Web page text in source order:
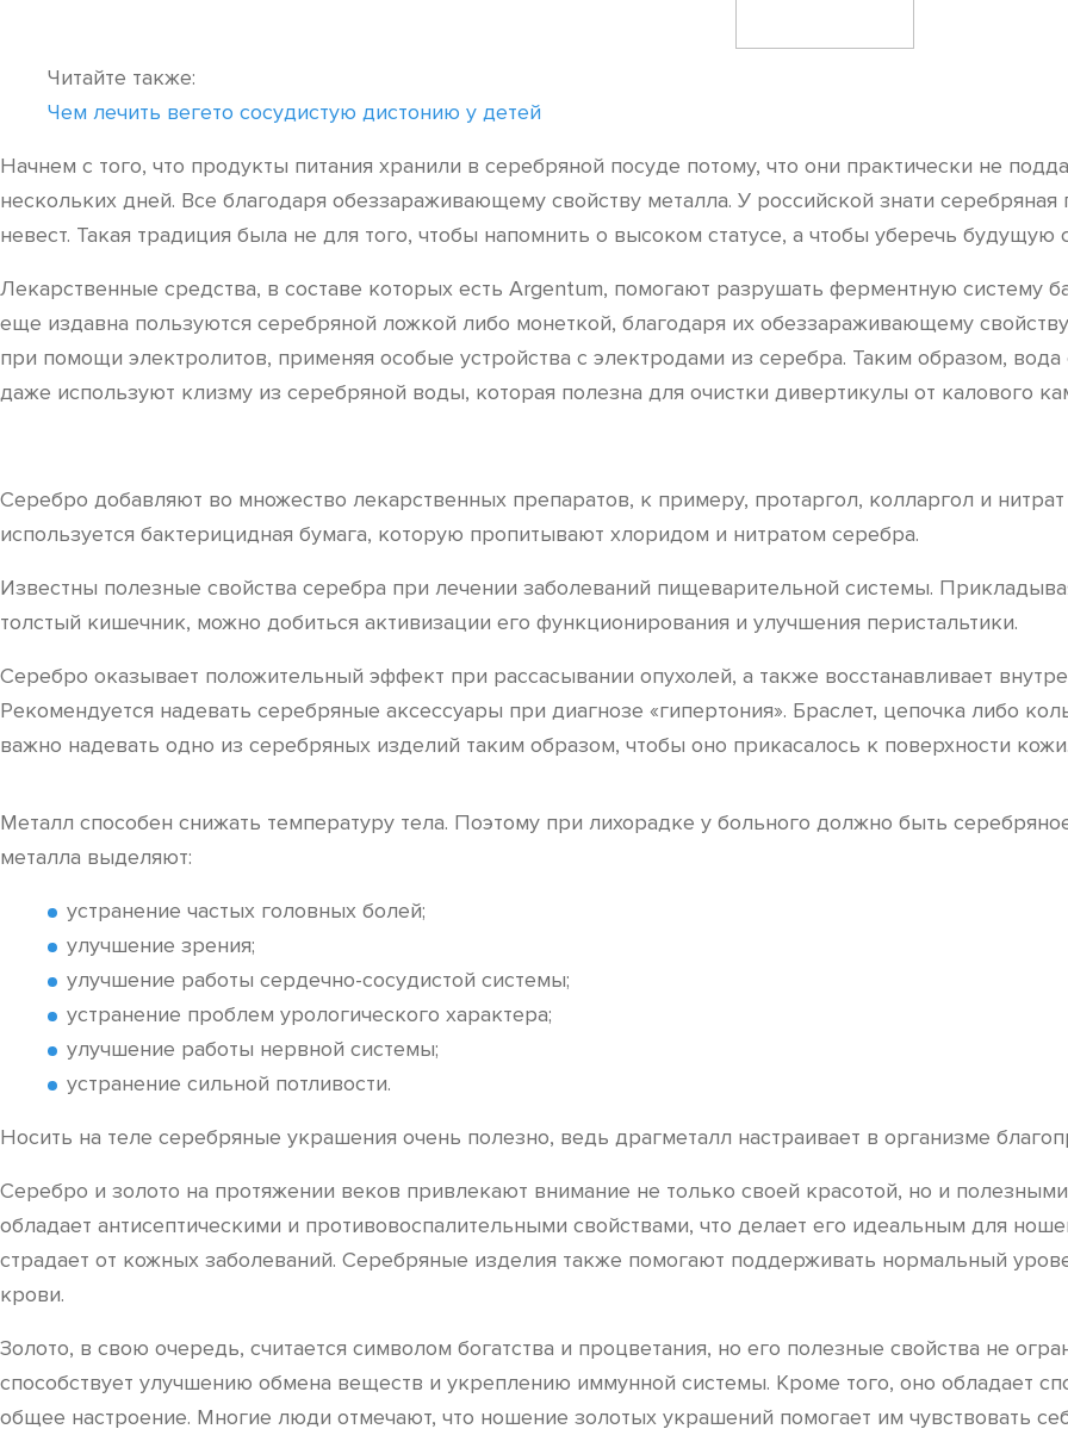
Читайте также:
Чем лечить вегето сосудистую дистонию у детей
Начнем с того, что продукты питания хранили в серебряной посуде потому, что они практически не
нескольких дней. Все благодаря обеззараживающему свойству металла. У российской знати
невест. Такая традиция была не для того, чтобы напомнить о высоком статусе, а чтобы уберечь будущую
Лекарственные средства, в составе которых есть Argentum, помогают разрушать ферментную систему
еще издавна пользуются серебряной ложкой либо монеткой, благодаря их обеззараживающему
при помощи электролитов, применяя особые устройства с электродами из серебра. Таким образом,
даже используют клизму из серебряной воды, которая полезна для очистки дивертикулы от калового
Серебро добавляют во множество лекарственных препаратов, к примеру, протаргол, колларгол и
используется бактерицидная бумага, которую пропитывают хлоридом и нитратом серебра.
Известны полезные свойства серебра при лечении заболеваний пищеварительной системы.
толстый кишечник, можно добиться активизации его функционирования и улучшения перистальтики.
Серебро оказывает положительный эффект при рассасывании опухолей, а также восстанавливает
Рекомендуется надевать серебряные аксессуары при диагнозе «гипертония». Браслет, цепочка либо
важно надевать одно из серебряных изделий таким образом, чтобы оно прикасалось к поверхности
Металл способен снижать температуру тела. Поэтому при лихорадке у больного должно быть
металла выделяют:
устранение частых головных болей;
улучшение зрения;
улучшение работы сердечно-сосудистой системы;
устранение проблем урологического характера;
улучшение работы нервной системы;
устранение сильной потливости.
Носить на теле серебряные украшения очень полезно, ведь драгметалл настраивает в организме
Серебро и золото на протяжении веков привлекают внимание не только своей красотой, но и
обладает антисептическими и противовоспалительными свойствами, что делает его идеальным для
страдает от кожных заболеваний. Серебряные изделия также помогают поддерживать нормальный
крови.
Золото, в свою очередь, считается символом богатства и процветания, но его полезные свойства не
способствует улучшению обмена веществ и укреплению иммунной системы. Кроме того, оно обладает
общее настроение. Многие люди отмечают, что ношение золотых украшений помогает им чувствовать